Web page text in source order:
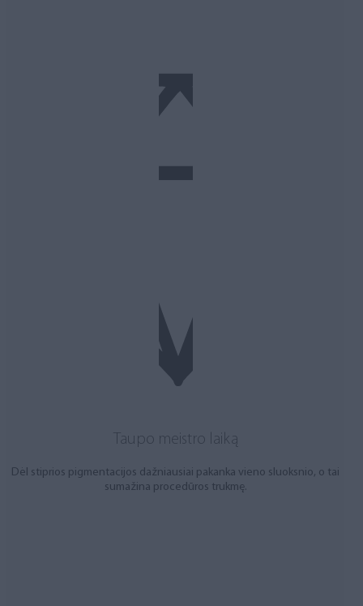
Taupo meistro laiką
Dėl stiprios pigmentacijos dažniausiai pakanka vieno sluoksnio, o tai
sumažina procedūros trukmę.